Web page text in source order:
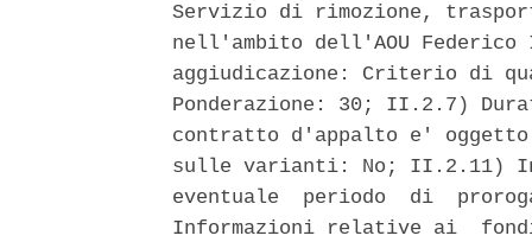
Servizio di rimozione,
nell'ambito dell'AOU
aggiudicazione: Criterio di
Ponderazione: 30; II.2.7)
contratto d'appalto e'
sulle varianti: No; II.2.11)
eventuale  periodo  di
Informazioni relative ai